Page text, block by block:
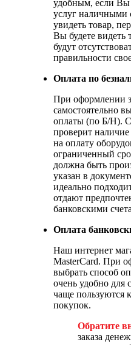
удобным, если Вы
услуг наличными
увидеть товар,
Вы будете видеть
будут
правильности
Оплата по
При оформлении
самостоятельно
оплаты (по Б/Н).
проверит
на оплату
ограниченный
должна быть
указан в
идеально
отдают
банковскими
Оплата
Наш интернет
MasterCard. При
выбрать способ
очень удобно для
чаще пользуются
покупок.
Обратите
заказа